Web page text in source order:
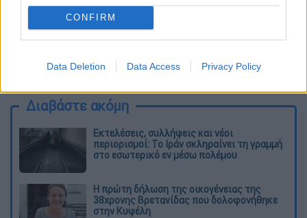
CONFIRM
Data Deletion Data Access Privacy Policy
καταχώρηση
Διαβάστε ακόμη
Εκτελέσεις, συλλήψεις και νέοι
περιορισμοί: Το Ιράν σκληραίνει τη γραμμή
στο εσωτερικό εν μέσω πολέμου
Η πρώτη δήλωση της οικογένειας της
38χρονης Βρετανίδας που δολοφονήθηκε
στην Κυψέλη